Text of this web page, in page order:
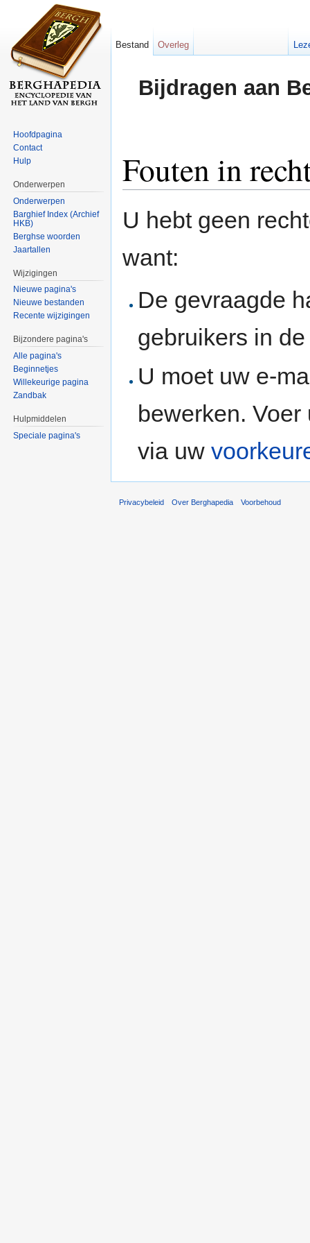
Bijdragen aan
Fouten in
U hebt geen
want:
De gevraagde
gebruikers in
U moet uw e-
bewerken.
via uw
Bestand Overleg
Hoofdpagina
Contact
Hulp
Onderwerpen
Onderwerpen
Barghief Index (Archief
HKB)
Berghse woorden
Jaartallen
Wijzigingen
Nieuwe pagina's
Nieuwe bestanden
Recente wijzigingen
Bijzondere pagina's
Alle pagina's
Beginnetjes
Willekeurige pagina
Zandbak
Hulpmiddelen
Speciale pagina's
Privacybeleid Over Berghapedia Voorbehoud